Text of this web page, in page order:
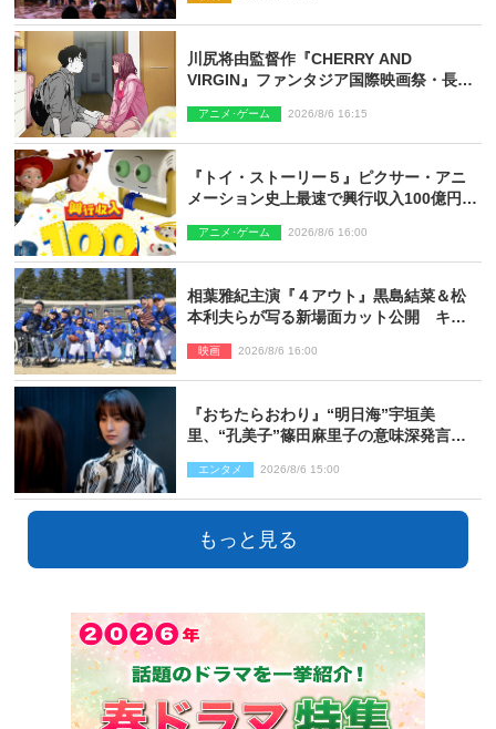
川尻将由監督作『CHERRY AND
VIRGIN』ファンタジア国際映画祭・長編
アニメ･ゲーム 2026/8/6 16:15
『トイ・ストーリー５』ピクサー・アニ
メーション史上最速で興行収入100億円突
アニメ･ゲーム 2026/8/6 16:00
相葉雅紀主演『４アウト』黒島結菜＆松
本利夫らが写る新場面カット公開 キャ
映画 2026/8/6 16:00
『おちたらおわり』“明日海”宇垣美
里、“孔美子”篠田麻里子の意味深発言に
開」
エンタメ 2026/8/6 15:00
もっと見る